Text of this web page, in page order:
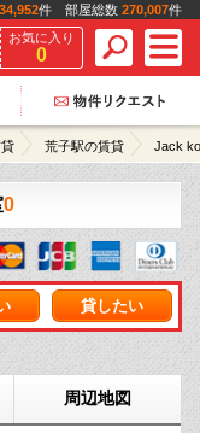
34,952件 部屋総数 270,007件
お気に入り
0
荒子駅の賃貸 Jack
0
貸したい
周辺地図